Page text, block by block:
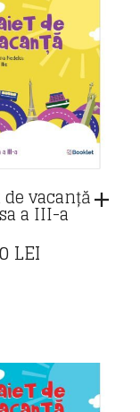
de vacanță
a III-a
LEI